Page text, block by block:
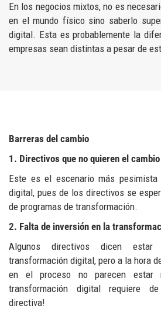
En los negocios mixtos, no es
en el mundo físico sino saberlo
digital. Esta es probablemente la
empresas sean distintas a pesar de
Barreras del cambio
1. Directivos que no quieren el cambio
Este es el escenario más
digital, pues de los directivos se
de programas de transformación.
2. Falta de inversión en la
Algunos directivos dicen
transformación digital, pero a la hora
en el proceso no parecen estar
transformación digital requiere
directiva!